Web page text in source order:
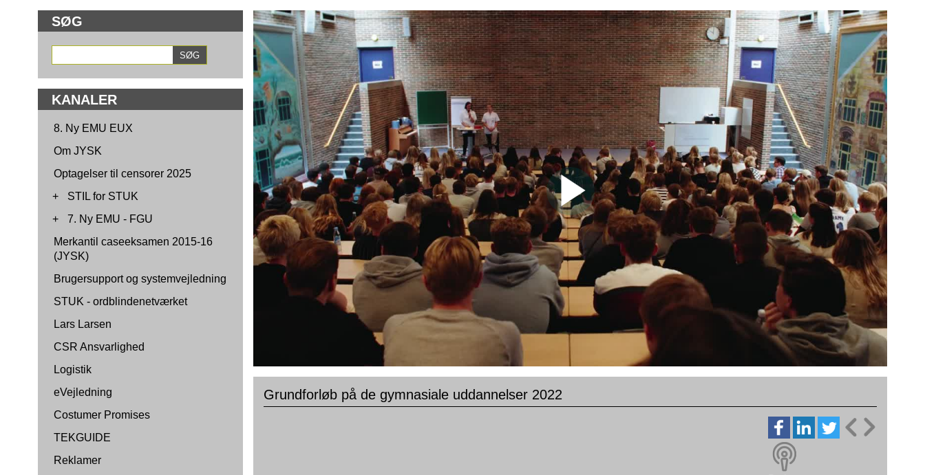
SØG
KANALER
8. Ny EMU EUX
Om JYSK
Optagelser til censorer 2025
+
STIL for STUK
+
7. Ny EMU - FGU
Merkantil caseeksamen 2015-16
(JYSK)
Brugersupport og systemvejledning
STUK - ordblindenetværket
Lars Larsen
CSR Ansvarlighed
Logistik
eVejledning
Costumer Promises
TEKGUIDE
Reklamer
Grundforløb på de gymnasiale uddannelser 2022